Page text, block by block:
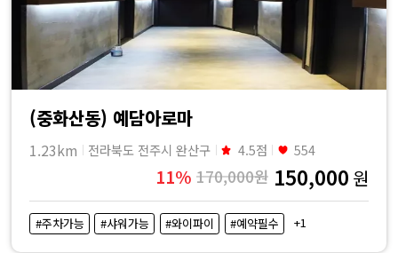
사
지
샵
가
격
비
(중화산동) 예담아로마
1.23km 전라북도 전주시 완산구 4.5점 554
11% 170,000원 150,000 원
#주차가능 #샤워가능 #와이파이 #예약필수 +1